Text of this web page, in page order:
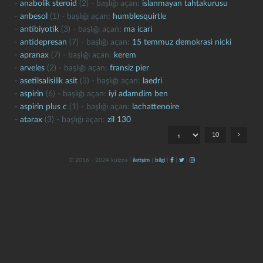
- anabolik steroid (2) - başlığı açan: islanmayan tahtakurusu
- anbesol (1) - başlığı açan: humblesquirtle
- antibiyotik (3) - başlığı açan: ma icari
- antidepresan (7) - başlığı açan: 15 temmuz demokrasi nicki
- apranax (7) - başlığı açan: kerem
- arveles (2) - başlığı açan: fransiz pier
- asetilsalisilik asit (3) - başlığı açan: laedri
- aspirin (6) - başlığı açan: i̇yi adamdim ben
- aspirin plus c (1) - başlığı açan: lachattenoire
- atarax (3) - başlığı açan: zil 130
10
© 2016 - 2024 kulzos | iletişim| bilgi| | |